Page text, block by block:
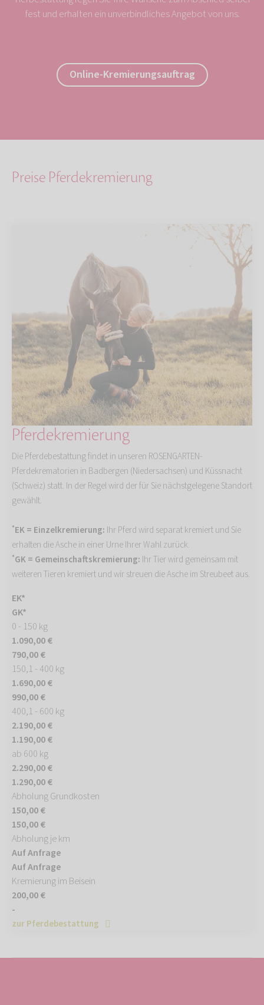
fest und erhalten ein unverbindliches Angebot von uns.
Online-Kremierungsauftrag
Preise Pferdekremierung
Pferdekremierung
Die Pferdebestattung findet in unseren ROSENGARTEN-
Pferdekrematorien in Badbergen (Niedersachsen) und Küssnacht
(Schweiz) statt. In der Regel wird der für Sie nächstgelegene Standort
gewählt.
*EK = Einzelkremierung: Ihr Pferd wird separat kremiert und Sie
erhalten die Asche in einer Urne Ihrer Wahl zurück.
*GK = Gemeinschaftskremierung: Ihr Tier wird gemeinsam mit
weiteren Tieren kremiert und wir streuen die Asche im Streubeet aus.
EK*
GK*
0 - 150 kg
1.090,00 €
790,00 €
150,1 - 400 kg
1.690,00 €
990,00 €
400,1 - 600 kg
2.190,00 €
1.190,00 €
ab 600 kg
2.290,00 €
1.290,00 €
Abholung Grundkosten
150,00 €
150,00 €
Abholung je km
Auf Anfrage
Auf Anfrage
Kremierung im Beisein
200,00 €
-
zur Pferdebestattung